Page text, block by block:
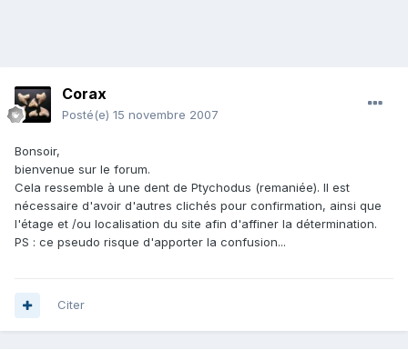
Corax
Posté(e) 15 novembre 2007
Bonsoir,
bienvenue sur le forum.
Cela ressemble à une dent de Ptychodus (remaniée). Il est
nécessaire d'avoir d'autres clichés pour confirmation, ainsi que
l'étage et /ou localisation du site afin d'affiner la détermination.
PS : ce pseudo risque d'apporter la confusion...
Citer